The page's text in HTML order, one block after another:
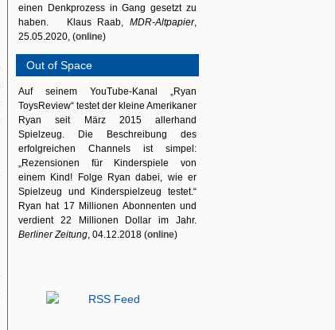
einen Denkprozess in Gang gesetzt zu
haben. Klaus Raab, MDR-Altpapier,
25.05.2020, (online)
Out of Space
Auf seinem YouTube-Kanal „Ryan
ToysReview“ testet der kleine Amerikaner
Ryan seit März 2015 allerhand
Spielzeug. Die Beschreibung des
erfolgreichen Channels ist simpel:
„Rezensionen für Kinderspiele von
einem Kind! Folge Ryan dabei, wie er
Spielzeug und Kinderspielzeug testet.“
Ryan hat 17 Millionen Abonnenten und
verdient 22 Millionen Dollar im Jahr.
Berliner Zeitung, 04.12.2018 (online)